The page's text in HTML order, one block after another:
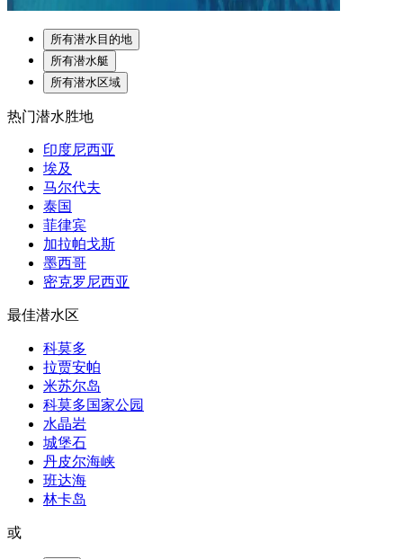
所有潜水目的地
所有潜水艇
所有潜水区域
热门潜水胜地
印度尼西亚
埃及
马尔代夫
泰国
菲律宾
加拉帕戈斯
墨西哥
密克罗尼西亚
最佳潜水区
科莫多
拉贾安帕
米苏尔岛
科莫多国家公园
水晶岩
城堡石
丹皮尔海峡
班达海
林卡岛
或